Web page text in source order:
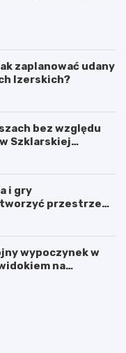
zaplanować udany
Izerskich?
bez względu
Szklarskiej
i gry
przestrzeń
wypoczynek w
na